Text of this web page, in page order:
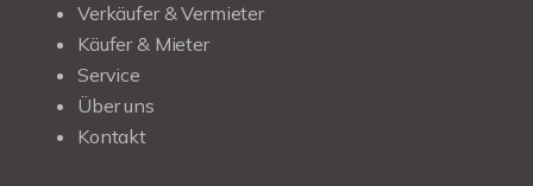
Verkäufer & Vermieter
Käufer & Mieter
Service
Über uns
Kontakt